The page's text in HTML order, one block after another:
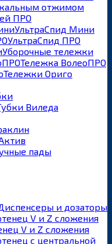
отжимом
ПРО
УльтраСпид Мини
УльтраСпид ПРО
Уборочные тележки
Тележка ВолеоПРО
Тележки Ориго
Виледа
пады
и дозаторы
V и Z сложения